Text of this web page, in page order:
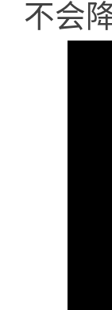
不会